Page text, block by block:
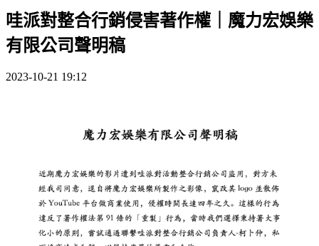
哇派對整合行銷侵害著作權｜魔力宏娛樂
有限公司聲明稿
2023-10-21 19:12